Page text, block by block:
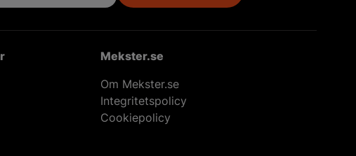
Mekster.se
Om Mekster.se
Integritetspolicy
Cookiepolicy